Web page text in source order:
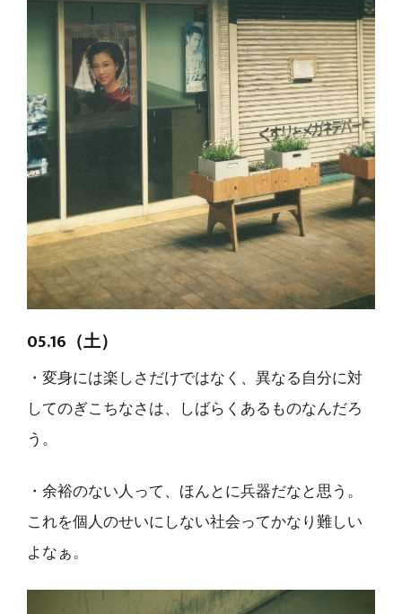
05.16（土）
・変身には楽しさだけではなく、異なる自分に対
してのぎこちなさは、しばらくあるものなんだろ
う。
・余裕のない人って、ほんとに兵器だなと思う。
これを個人のせいにしない社会ってかなり難しい
よなぁ。